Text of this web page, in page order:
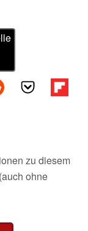
zu diesem
ohne